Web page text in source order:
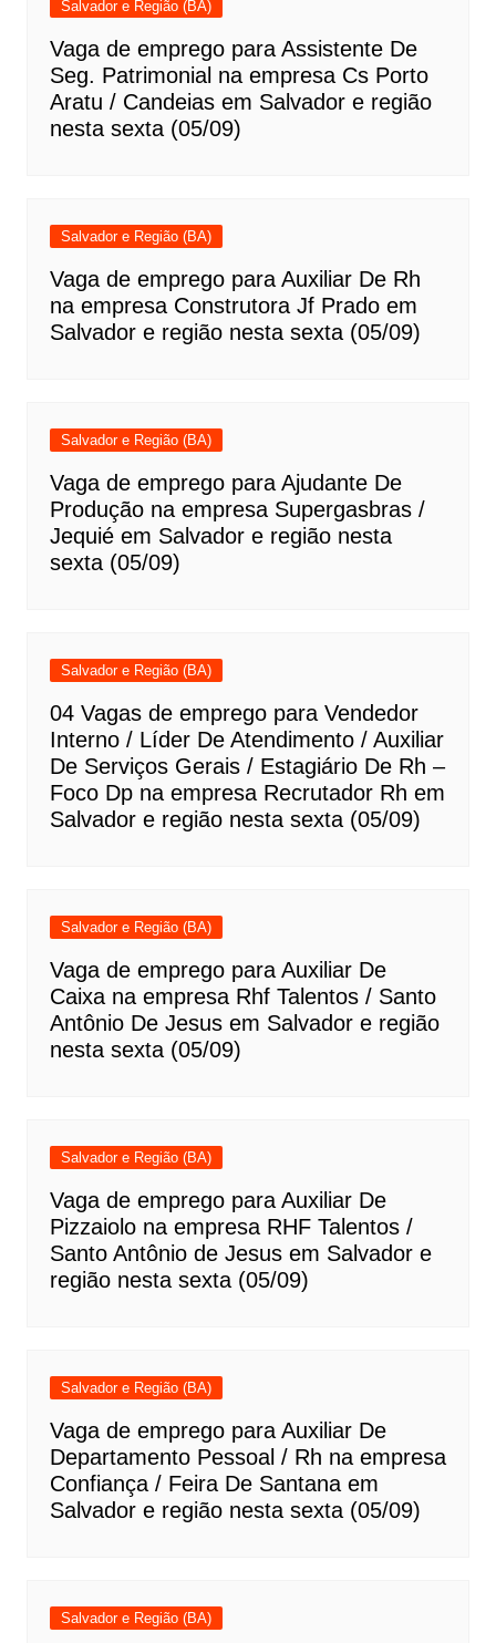
Salvador e Região (BA)
Vaga de emprego para Assistente De
Seg. Patrimonial na empresa Cs Porto
Aratu / Candeias em Salvador e região
nesta sexta (05/09)
Salvador e Região (BA)
Vaga de emprego para Auxiliar De Rh
na empresa Construtora Jf Prado em
Salvador e região nesta sexta (05/09)
Salvador e Região (BA)
Vaga de emprego para Ajudante De
Produção na empresa Supergasbras /
Jequié em Salvador e região nesta
sexta (05/09)
Salvador e Região (BA)
04 Vagas de emprego para Vendedor
Interno / Líder De Atendimento / Auxiliar
De Serviços Gerais / Estagiário De Rh –
Foco Dp na empresa Recrutador Rh em
Salvador e região nesta sexta (05/09)
Salvador e Região (BA)
Vaga de emprego para Auxiliar De
Caixa na empresa Rhf Talentos / Santo
Antônio De Jesus em Salvador e região
nesta sexta (05/09)
Salvador e Região (BA)
Vaga de emprego para Auxiliar De
Pizzaiolo na empresa RHF Talentos /
Santo Antônio de Jesus em Salvador e
região nesta sexta (05/09)
Salvador e Região (BA)
Vaga de emprego para Auxiliar De
Departamento Pessoal / Rh na empresa
Confiança / Feira De Santana em
Salvador e região nesta sexta (05/09)
Salvador e Região (BA)